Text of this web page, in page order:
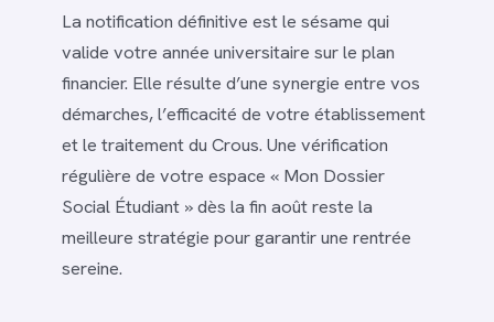
La notification définitive est le sésame qui
valide votre année universitaire sur le plan
financier. Elle résulte d’une synergie entre vos
démarches, l’efficacité de votre établissement
et le traitement du Crous. Une vérification
régulière de votre espace « Mon Dossier
Social Étudiant » dès la fin août reste la
meilleure stratégie pour garantir une rentrée
sereine.